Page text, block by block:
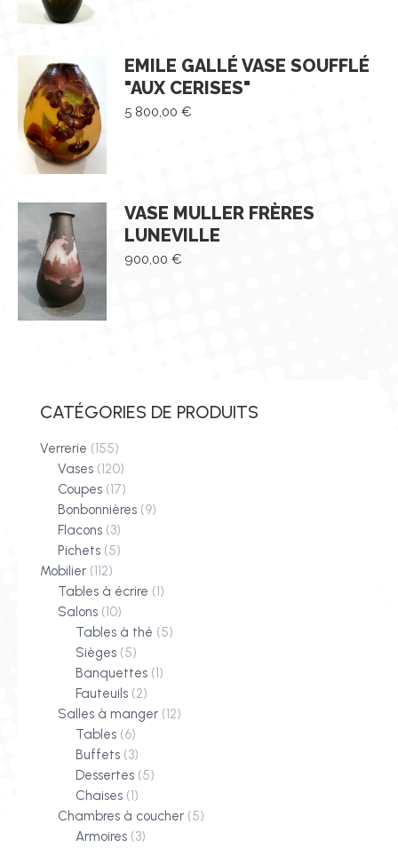
EMILE GALLÉ VASE SOUFFLÉ
"AUX CERISES"
5 800,00 €
VASE MULLER FRÈRES
LUNEVILLE
900,00 €
CATÉGORIES DE PRODUITS
Verrerie (155)
Vases (120)
Coupes (17)
Bonbonnières (9)
Flacons (3)
Pichets (5)
Mobilier (112)
Tables à écrire (1)
Salons (10)
Tables à thé (5)
Sièges (5)
Banquettes (1)
Fauteuils (2)
Salles à manger (12)
Tables (6)
Buffets (3)
Dessertes (5)
Chaises (1)
Chambres à coucher (5)
Armoires (3)